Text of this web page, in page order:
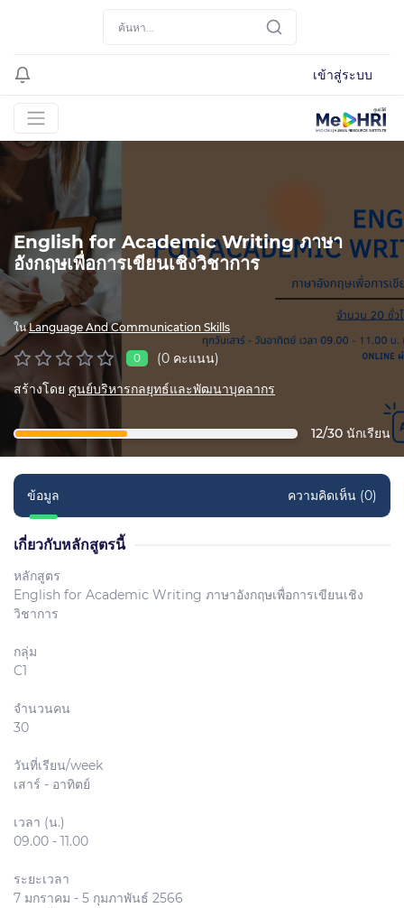
เข้าสู่ระบบ
English for Academic Writing ภาษา
อังกฤษเพื่อการเขียนเชิงวิชาการ
ในLanguage And Communication Skills
0
(0 คะแนน)
สร้างโดย ศูนย์บริหารกลยุทธ์และพัฒนาบุคลากร
12/30 นักเรียน
ข้อมูล ความคิดเห็น (0)
เกี่ยวกับหลักสูตรนี้
หลักสูตร
English for Academic Writing ภาษาอังกฤษเพื่อการเขียนเชิง
วิชาการ
กลุ่ม
C1
จำนวนคน
30
วันที่เรียน/week
เสาร์ - อาทิตย์
เวลา (น.)
09.00 - 11.00
ระยะเวลา
7 มกราคม - 5 กุมภาพันธ์ 2566